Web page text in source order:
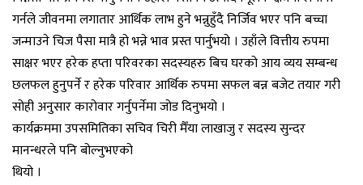
गर्नले जीवनमा लगातार आर्थिक लाभ हुने भन्नुहुँदै निर्जिव भएर पनि बच्चा
जन्माउने चिज पैसा मात्रै हो भन्ने भाव प्रस्त पार्नुभयो । उहाँले वित्तीय रुपमा
साक्षर भएर हरेक हप्ता परिवरका सदस्यहरु बिच घरको आय व्यय सम्बन्ध
छलफल हुनुपर्ने र हरेक परिवार आर्थिक रुपमा सफल बन्न बजेट तयार गरी
सोही अनुसार कारोवार गर्नुपर्नेमा जोड दिनुभयो ।
कार्यक्रममा उपसमितिका सचिव चिरी मैँया लाखाजु र सदस्य सुन्दर
मानन्धरले पनि बोल्नुभएको
थियो ।